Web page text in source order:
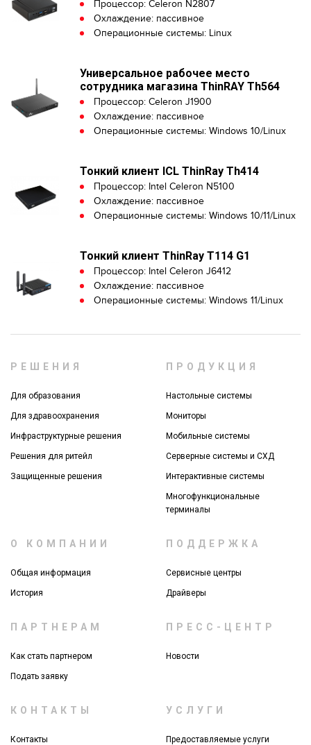
Процессор: Celeron N2807
Охлаждение: пассивное
Операционные системы: Linux
Универсальное рабочее место
сотрудника магазина ThinRAY Th564
Процессор: Celeron J1900
Охлаждение: пассивное
Операционные системы: Windows 10/Linux
Тонкий клиент ICL ThinRay Th414
Процессор: Intel Celeron N5100
Охлаждение: пассивное
Операционные системы: Windows 10/11/Linux
Тонкий клиент ThinRay T114 G1
Процессор: Intel Celeron J6412
Охлаждение: пассивное
Операционные системы: Windows 11/Linux
РЕШЕНИЯ
Для образования
Для здравоохранения
Инфраструктурные решения
Решения для ритейл
Защищенные решения
ПРОДУКЦИЯ
Настольные системы
Мониторы
Мобильные системы
Серверные системы и СХД
Интерактивные системы
Многофункциональные
терминалы
О КОМПАНИИ
Общая информация
История
ПОДДЕРЖКА
Сервисные центры
Драйверы
ПАРТНЕРАМ
Как стать партнером
Подать заявку
ПРЕСС-ЦЕНТР
Новости
КОНТАКТЫ
Контакты
УСЛУГИ
Предоставляемые услуги